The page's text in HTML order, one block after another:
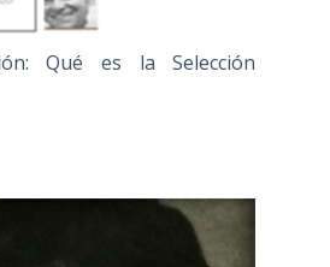
Qué es la Selección